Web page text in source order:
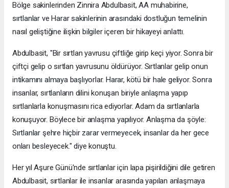
Bölge sakinlerinden Zinnira Abdulbasit, AA muhabirine,
sırtlanlar ve Harar sakinlerinin arasındaki dostluğun temelinin
nasıl geliştiğine ilişkin bilgiler içeren bir hikayeyi anlattı.
Abdulbasit, "Bir sırtlan yavrusu çiftliğe girip keçi yiyor. Sonra bir
çiftçi gelip o sırtlan yavrusunu öldürüyor. Sırtlanlar gelip onun
intikamını almaya başlıyorlar. Harar, kötü bir hale geliyor. Sonra
insanlar, sırtlanların dilini konuşan biriyle anlaşma yapıp
sırtlanlarla konuşmasını rica ediyorlar. Adam da sırtlanlarla
konuşuyor. Böylece bir anlaşma yapılıyor. Anlaşma da şöyle:
Sırtlanlar şehre hiçbir zarar vermeyecek, insanlar da her gece
onları besleyecek." diye konuştu.
Her yıl Aşure Günü'nde sırtlanlar için lapa pişirildiğini dile getiren
Abdulbasit, sırtlanlar ile insanlar arasında yapılan anlaşmaya